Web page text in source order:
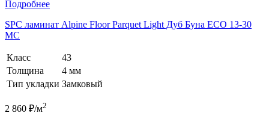
Подробнее
SPC ламинат Alpine Floor Parquet Light Дуб Буна ЕСО 13-30
MC
Класс
43
Толщина
4 мм
Тип укладки Замковый
2 860 ₽/м2